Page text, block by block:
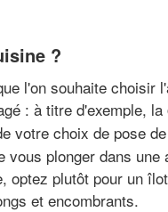
?
l'on souhaite choisir
: à titre d'exemple, la
votre choix de pose
plonger dans une
plutôt pour un
et encombrants.